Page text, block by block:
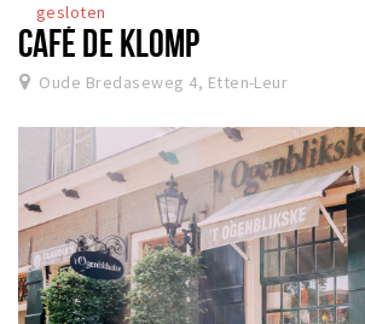
gesloten
CAFÉ DE KLOMP
Oude Bredaseweg 4, Etten-Leur